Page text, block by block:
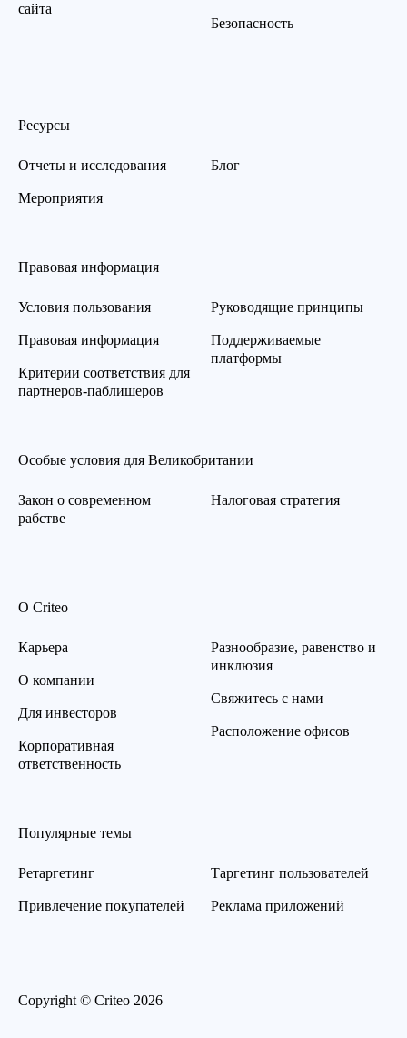
сайта
Безопасность
Ресурсы
Отчеты и исследования
Мероприятия
Блог
Правовая информация
Условия пользования
Правовая информация
Критерии соответствия для
партнеров-паблишеров
Руководящие принципы
Поддерживаемые
платформы
Особые условия для Великобритании
Закон о современном
рабстве
Налоговая стратегия
О Criteo
Карьера
О компании
Для инвесторов
Корпоративная
ответственность
Разнообразие, равенство и
инклюзия
Свяжитесь с нами
Расположение офисов
Популярные темы
Ретаргетинг
Привлечение покупателей
Таргетинг пользователей
Реклама приложений
Copyright © Criteo 2026